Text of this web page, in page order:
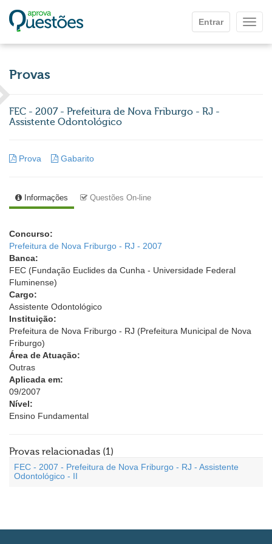
Entrar
Provas
FEC - 2007 - Prefeitura de Nova Friburgo - RJ -
Assistente Odontológico
Prova Gabarito
Informações Questões On-line
Concurso:
Prefeitura de Nova Friburgo - RJ - 2007
Banca:
FEC (Fundação Euclides da Cunha - Universidade Federal
Fluminense)
Cargo:
Assistente Odontológico
Instituição:
Prefeitura de Nova Friburgo - RJ (Prefeitura Municipal de Nova
Friburgo)
Área de Atuação:
Outras
Aplicada em:
09/2007
Nível:
Ensino Fundamental
Provas relacionadas (1)
FEC - 2007 - Prefeitura de Nova Friburgo - RJ - Assistente
Odontológico - II